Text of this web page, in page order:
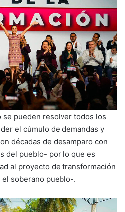
se pueden resolver todos los
el cúmulo de demandas y
décadas de desamparo con
del pueblo- por lo que es
al proyecto de transformación
el soberano pueblo-.